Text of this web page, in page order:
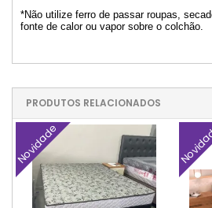
*Não utilize ferro de passar roupas,
fonte de calor ou vapor sobre o colchão.
PRODUTOS RELACIONADOS
Novidade